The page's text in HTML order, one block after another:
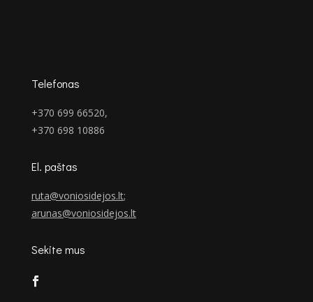
Telefonas
+370 699 66520,
+370 698 10886
El. paštas
ruta@voniosidejos.lt;
arunas@voniosidejos.lt
Sekite mus